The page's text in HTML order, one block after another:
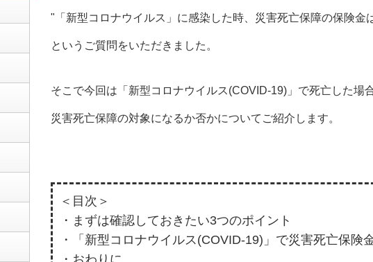
"「新型コロナウイルス」に感染した時、災害死亡保障の保険金
というご質問をいただきました。
そこで今回は「新型コロナウイルス(COVID-19)」で死亡した場合
災害死亡保障の対象になるか否かについてご紹介します。
＜目次＞
・まずは確認しておきたい3つのポイント
・「新型コロナウイルス(COVID-19)」で災害死亡保険
・おわりに